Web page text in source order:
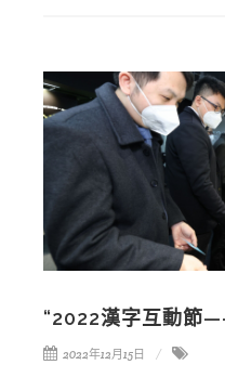
“2022漢字互動節
2022年12月15日